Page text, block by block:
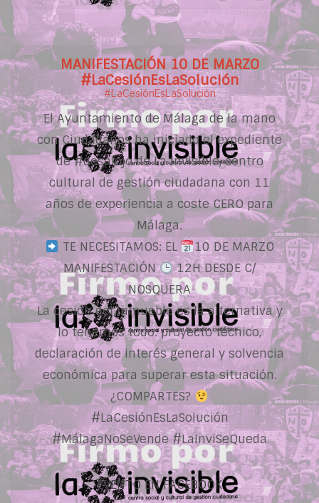
MANIFESTACIÓN 10 DE MARZO
#LaCesiónEsLaSolución
#LaCesiónEsLaSolución
El Ayuntamiento de Málaga de la mano
con Ciudadanos ha iniciado el expediente
de #desalojo de La Invisible, centro
cultural de gestión ciudadana con 11
años de experiencia a coste CERO para
Málaga.
TE NECESITAMOS: EL
10 DE MARZO
MANIFESTACIÓN
12H DESDE C/
NOSQUERA
La cesión del inmueble es la alternativa y
lo tenemos todo: proyecto técnico,
declaración de interés general y solvencia
económica para superar esta situación.
¿COMPARTES?
#LaCesiónEsLaSolución
#MálagaNoSeVende #LaInviSeQueda
EVENTO EN FACEBOOK